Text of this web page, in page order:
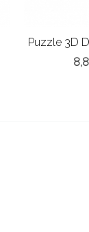
Puzzle 3D